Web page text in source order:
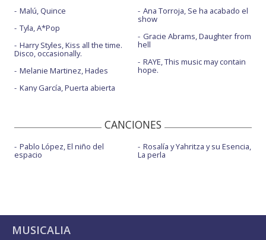
Malú, Quince
Tyla, A*Pop
Harry Styles, Kiss all the time.
Disco, occasionally.
Melanie Martinez, Hades
Kany García, Puerta abierta
Ana Torroja, Se ha acabado el
show
Gracie Abrams, Daughter from
hell
RAYE, This music may contain
hope.
CANCIONES
Pablo López, El niño del
espacio
Rosalía y Yahritza y su Esencia,
La perla
MUSICALIA